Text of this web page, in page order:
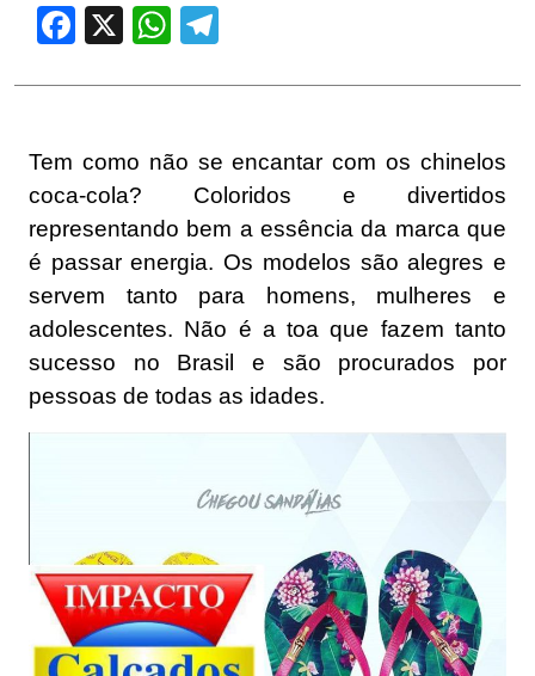
Facebook WhatsApp
Tem como não se encantar com os chinelos
coca-cola? Coloridos e divertidos
representando bem a essência da marca que
é passar energia. Os modelos são alegres e
servem tanto para homens, mulheres e
adolescentes. Não é a toa que fazem tanto
sucesso no Brasil e são procurados por
pessoas de todas as idades.